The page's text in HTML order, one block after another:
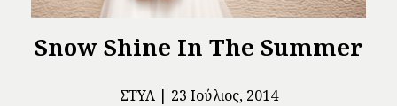
Snow Shine In The Summer
ΣΤΥΛ 23 Ιούλιος, 2014